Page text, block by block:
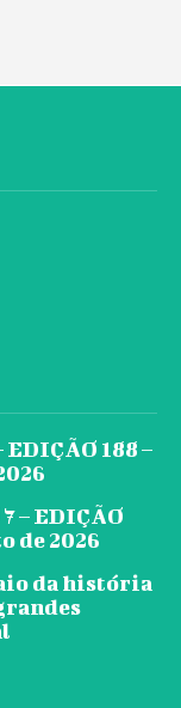
188 –
– EDIÇÃO
de 2026
da história